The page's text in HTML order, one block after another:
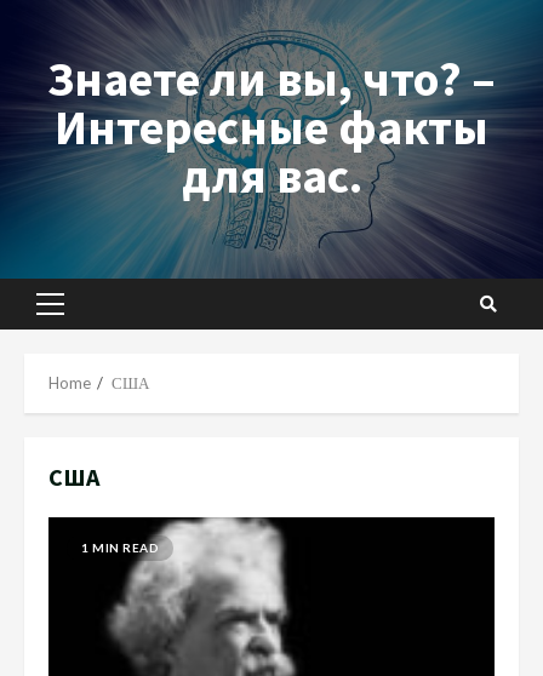
contentЗнаете ли вы, что? –
Интересные факты
для вас.
Primary
Home США
США
1 MIN READ